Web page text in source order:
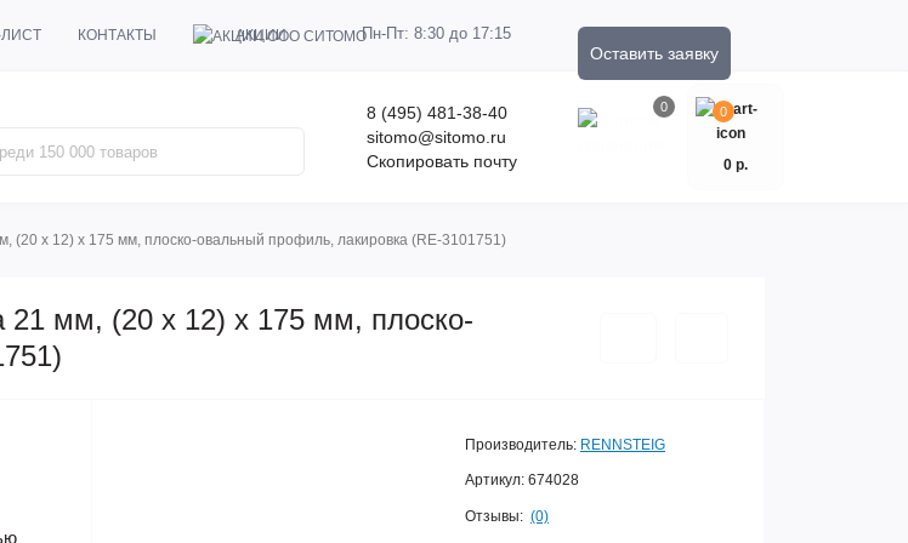
КОНТАКТЫ АКЦИИ Пн-Пт: 8:30 до 17:15
Оставить заявку
8 (495) 481-38-40
sitomo@sitomo.ru
Скопировать почту
0 0
0 р.
(20 x 12) x 175 мм, плоско-овальный профиль, лакировка (RE-3101751)
21 мм, (20 x 12) x 175 мм, плоско-
Производитель: RENNSTEIG
Артикул: 674028
Отзывы: (0)